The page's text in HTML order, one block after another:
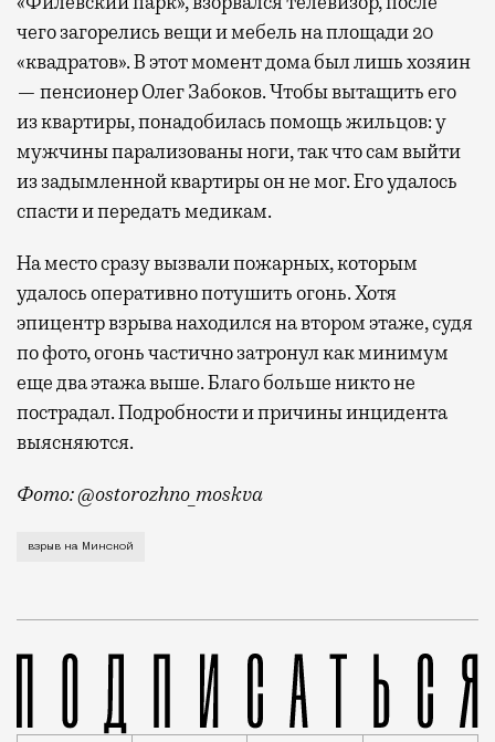
чего загорелись вещи и мебель на площади 20
«квадратов». В этот момент дома был лишь хозяин
— пенсионер Олег Забоков. Чтобы вытащить его
из квартиры, понадобилась помощь жильцов: у
мужчины парализованы ноги, так что сам выйти
из задымленной квартиры он не мог. Его удалось
спасти и передать медикам.
На место сразу вызвали пожарных, которым
удалось оперативно потушить огонь. Хотя
эпицентр взрыва находился на втором этаже, судя
по фото, огонь частично затронул как минимум
еще два этажа выше. Благо больше никто не
пострадал. Подробности и причины инцидента
выясняются.
Фото: @ostorozhno_moskva
По предварительным данным, в помещении
взрыв на Минской